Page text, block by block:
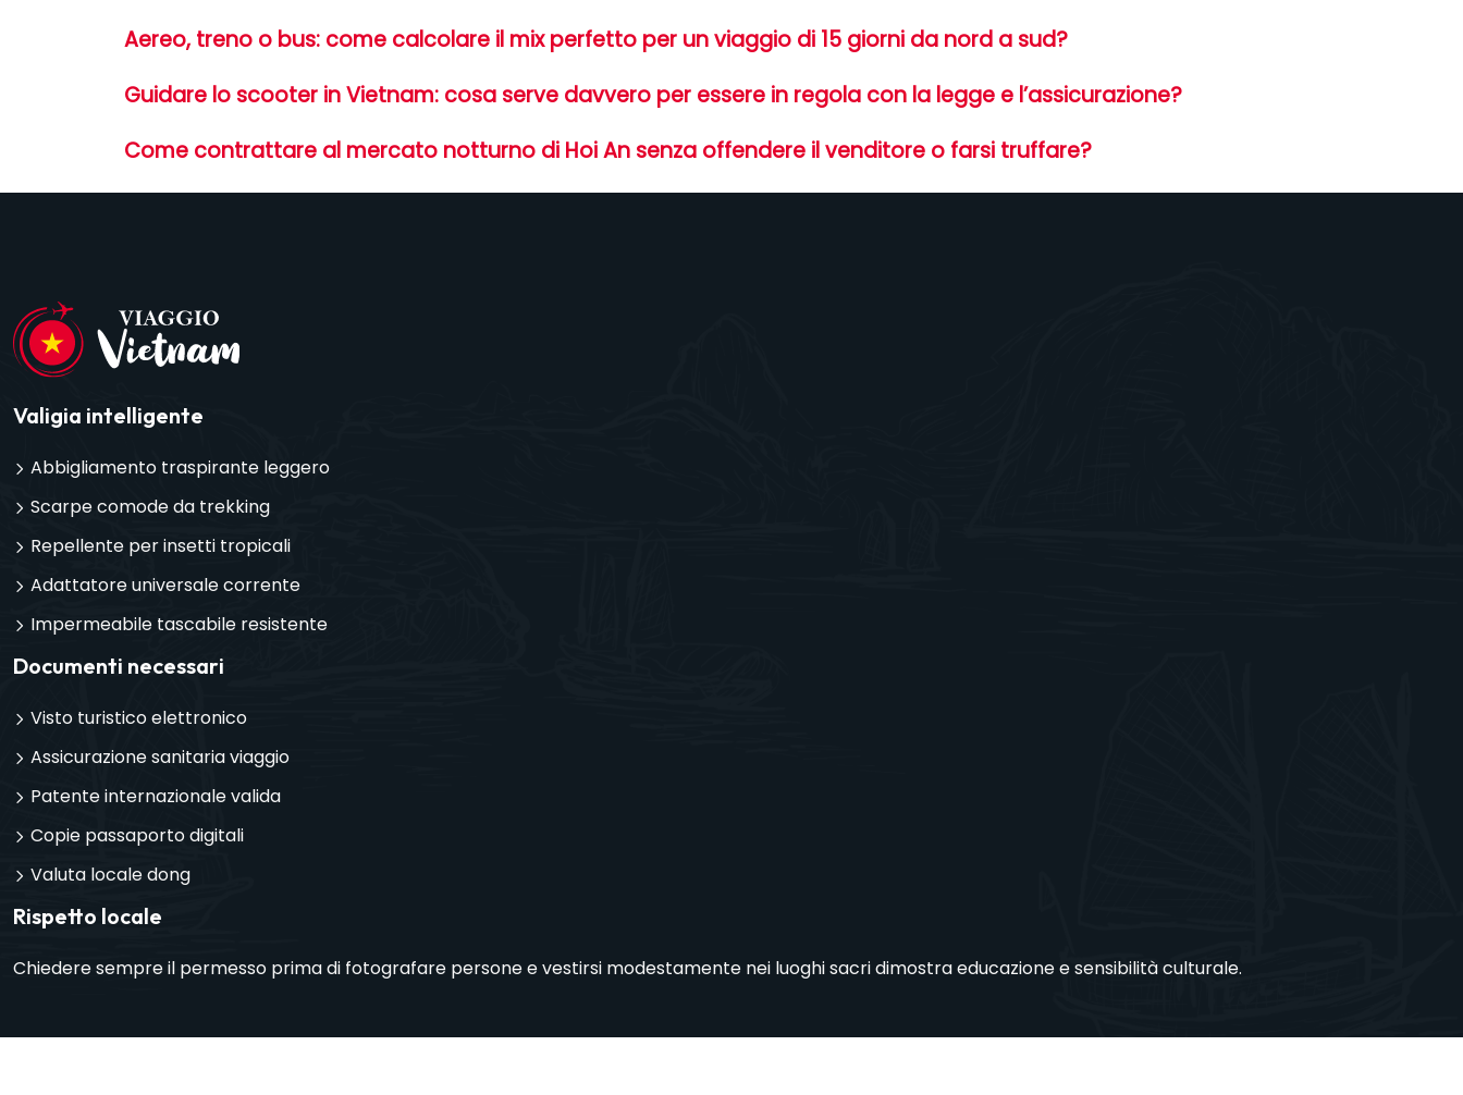
Aereo, treno o bus: come calcolare il mix perfetto per un viaggio di 15 giorni da nord a sud?
Guidare lo scooter in Vietnam: cosa serve davvero per essere in regola con la legge e l’assicurazione?
Come contrattare al mercato notturno di Hoi An senza offendere il venditore o farsi truffare?
Valigia intelligente
Abbigliamento traspirante leggero
Scarpe comode da trekking
Repellente per insetti tropicali
Adattatore universale corrente
Impermeabile tascabile resistente
Documenti necessari
Visto turistico elettronico
Assicurazione sanitaria viaggio
Patente internazionale valida
Copie passaporto digitali
Valuta locale dong
Rispetto locale
Chiedere sempre il permesso prima di fotografare persone e vestirsi modestamente nei luoghi sacri dimostra educazione e sensibilità culturale.